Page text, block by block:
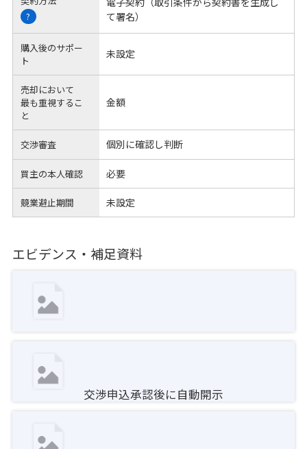
?
て署名）
購入後のサポー
ト
未設定
売却において
最も重視するこ
と
金額
交渉審査 個別に確認し判断
買主の本人確認 必要
競業避止期間 未設定
エビデンス・補足資料
交渉申込承認後に自動開示